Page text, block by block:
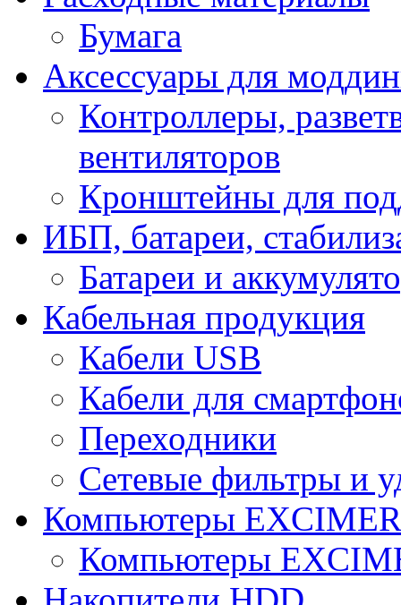
Бумага
Аксессуары для
Контроллеры,
вентиляторов
Кронштейны для
ИБП, батареи,
Батареи и
Кабельная продукция
Кабели USB
Кабели для
Переходники
Сетевые фильтры и
Компьютеры
Компьютеры